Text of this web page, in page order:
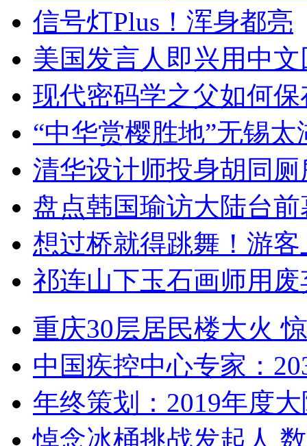
信号灯Plus！浑身都亮
美国发言人即兴用中
现代密码学之父如何
“中华赏樱胜地”无锡
清华设计师投身胡同
盘点韩国瑜访大陆台
想过桥就得跳舞！游客
祁连山下玉石画师用
重庆30层居民楼大火
中国疾控中心专家：
年终策划：2019年度
悼念冰桶挑战发起人